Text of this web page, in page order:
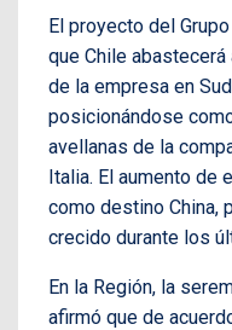
El proyecto del
que Chile
de la empresa en
posicionándose
avellanas de la
Italia. El aumento de
como destino China,
crecido durante los
En la Región, la
afirmó que de